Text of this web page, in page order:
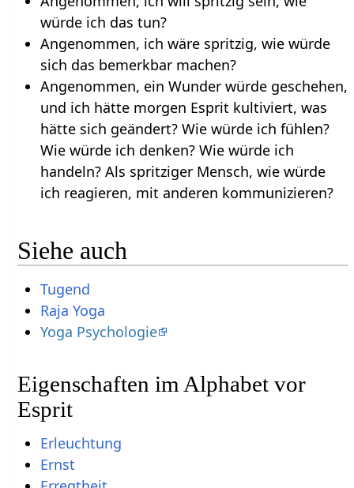
würde ich das tun?
Angenommen, ich wäre spritzig, wie würde
sich das bemerkbar machen?
Angenommen, ein Wunder würde geschehen,
und ich hätte morgen Esprit kultiviert, was
hätte sich geändert? Wie würde ich fühlen?
Wie würde ich denken? Wie würde ich
handeln? Als spritziger Mensch, wie würde
ich reagieren, mit anderen kommunizieren?
Siehe auch
Tugend
Raja Yoga
Yoga Psychologie
Eigenschaften im Alphabet vor
Esprit
Erleuchtung
Ernst